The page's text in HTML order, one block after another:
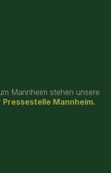
Mannheim stehen unsere
Pressestelle Mannheim.